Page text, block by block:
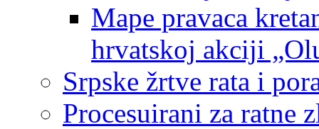
Mape pravaca
hrvatskoj akciji
Srpske žrtve rata i
Procesuirani za ratne